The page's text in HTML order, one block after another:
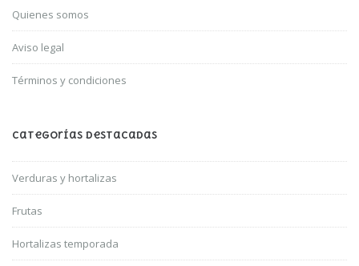
Quienes somos
Aviso legal
Términos y condiciones
Categorías Destacadas
Verduras y hortalizas
Frutas
Hortalizas temporada